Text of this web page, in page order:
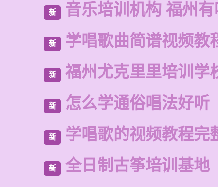
新 音乐培训机构 福州
新 学唱歌曲简谱视频教
新 福州尤克里里培训学
新 怎么学通俗唱法好听
新 学唱歌的视频教程完
新 全日制古筝培训基地